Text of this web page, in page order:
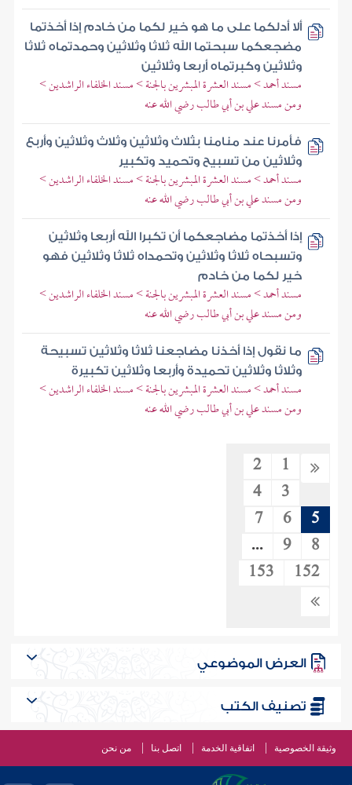
ألا أدلكما على ما هو خير لكما من خادم إذا أخذتما
مضجعكما سبحتما الله ثلاثا وثلاثين وحمدتماه ثلاثا
وثلاثين وكبرتماه أربعا وثلاثين
مسند أحمد > مسند العشرة المبشرين بالجنة > مسند الخلفاء الراشدين >
ومن مسند علي بن أبي طالب رضي الله عنه
فأمرنا عند منامنا بثلاث وثلاثين وثلاث وثلاثين وأربع
وثلاثين من تسبيح وتحميد وتكبير
مسند أحمد > مسند العشرة المبشرين بالجنة > مسند الخلفاء الراشدين >
ومن مسند علي بن أبي طالب رضي الله عنه
إذا أخذتما مضاجعكما أن تكبرا الله أربعا وثلاثين
وتسبحاه ثلاثا وثلاثين وتحمداه ثلاثا وثلاثين فهو
خير لكما من خادم
مسند أحمد > مسند العشرة المبشرين بالجنة > مسند الخلفاء الراشدين >
ومن مسند علي بن أبي طالب رضي الله عنه
ما نقول إذا أخذنا مضاجعنا ثلاثا وثلاثين تسبيحة
وثلاثا وثلاثين تحميدة وأربعا وثلاثين تكبيرة
مسند أحمد > مسند العشرة المبشرين بالجنة > مسند الخلفاء الراشدين >
ومن مسند علي بن أبي طالب رضي الله عنه
1
2
3
4
5
6
7
8
9
...
152
153
العرض الموضوعي
تصنيف الكتب
وثيقة الخصوصية اتفاقية الخدمة اتصل بنا من نحن